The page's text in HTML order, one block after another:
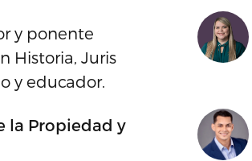
y ponente
Historia, Juris
y educador.
la Propiedad y